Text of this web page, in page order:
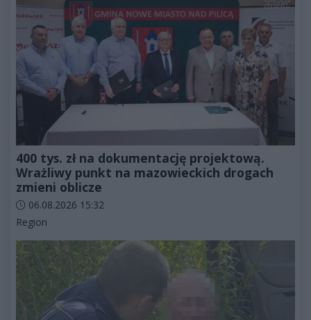
400 tys. zł na dokumentację projektową.
Wrażliwy punkt na mazowieckich drogach
zmieni oblicze
Data dodania artykułu:
06.08.2026 15:32
Kategorie artykułu:
Region